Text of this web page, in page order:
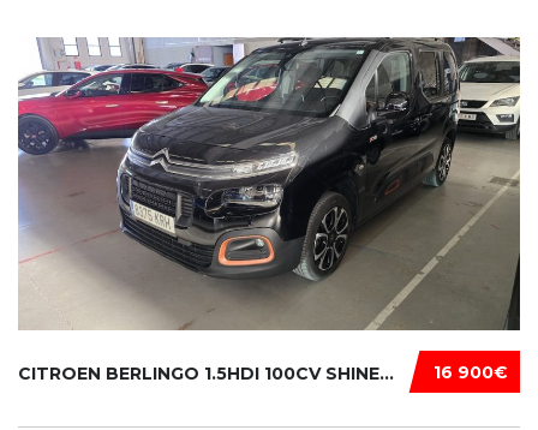
16 900€
CITROEN BERLINGO 1.5HDI 100CV SHINE...